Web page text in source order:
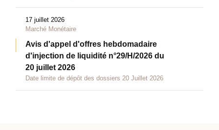
17 juillet 2026
Marché Monétaire
Avis d'appel d'offres hebdomadaire
d'injection de liquidité n°29/H/2026 du
20 juillet 2026
Date limite de dépôt des dossiers 20 Juillet 2026